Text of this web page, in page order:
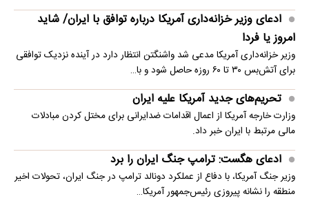
ادعای وزیر خزانه‌داری آمریکا درباره توافق با ایران/ شاید
امروز یا فردا
وزیر خزانه‌داری آمریکا مدعی شد واشنگتن انتظار دارد در آینده نزدیک توافقی
برای آتش‌بس ۳۰ تا ۶۰ روزه حاصل شود و با…
تحریم‌های جدید آمریکا علیه ایران
وزارت خارجه آمریکا از اعمال اقدامات ضدایرانی برای مختل کردن مبادلات
مالی مرتبط با ایران خبر داد.
ادعای هگست: ترامپ جنگ ایران را برد
وزیر جنگ آمریکا، با دفاع از عملکرد دونالد ترامپ در جنگ ایران، تحولات اخیر
منطقه را نشانه پیروزی رئیس‌جمهور آمریکا…